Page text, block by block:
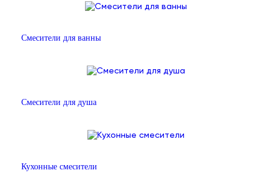
Смесители для ванны
Смесители для душа
Кухонные смесители